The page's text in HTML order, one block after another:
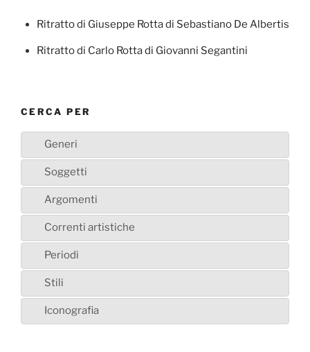
Ritratto di Giuseppe Rotta di Sebastiano De Albertis
Ritratto di Carlo Rotta di Giovanni Segantini
CERCA PER
Generi
Soggetti
Argomenti
Correnti artistiche
Periodi
Stili
Iconografia